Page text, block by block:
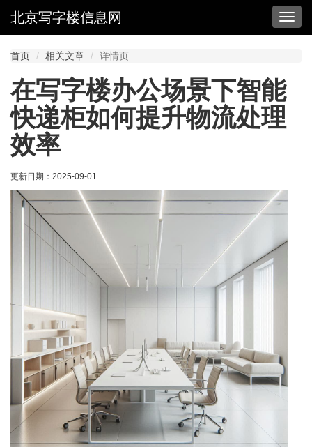
切
北京写字楼信息网
首页 相关文章 详情页
在写字楼办公场景下智能
快递柜如何提升物流处理
效率
更新日期： 2025-09-01